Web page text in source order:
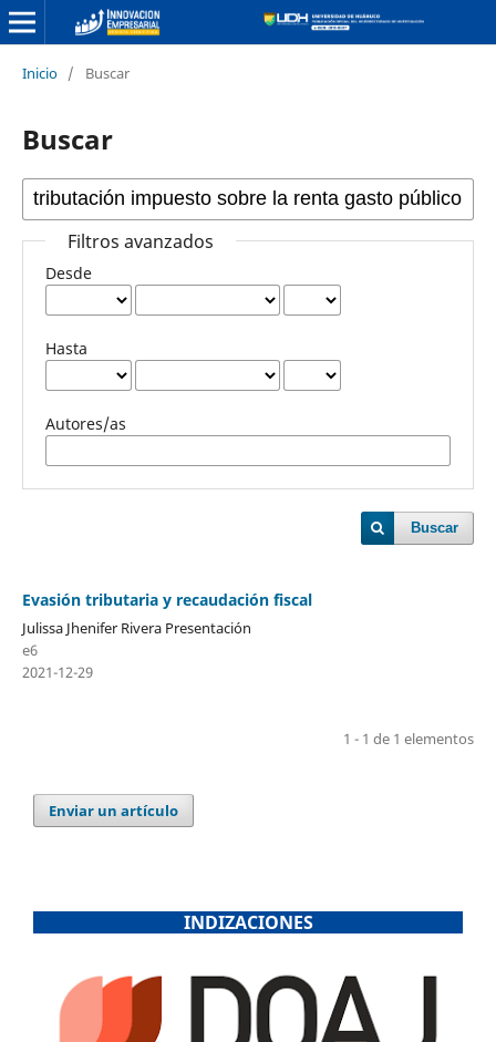
Inicio / Buscar
Buscar
Filtros avanzados
Desde
Hasta
Autores/as
Buscar
Evasión tributaria y recaudación fiscal
Julissa Jhenifer Rivera Presentación
e6
2021-12-29
1 - 1 de 1 elementos
Enviar un artículo
INDIZACIONES